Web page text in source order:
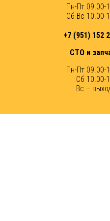
Пн-Пт 09.00-
Сб-Вс 10.00-
+7 (951) 152
СТО и
Пн-Пт 09.00-
Сб 10.00-
Вс –